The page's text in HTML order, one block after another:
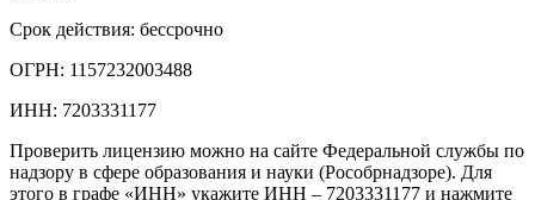
Срок действия: бессрочно
ОГРН: 1157232003488
ИНН: 7203331177
Проверить лицензию можно на сайте Федеральной службы по
надзору в сфере образования и науки (Рособрнадзоре). Для
этого в графе «ИНН» укажите ИНН – 7203331177 и нажмите